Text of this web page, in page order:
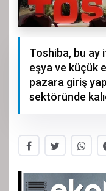
Toshiba, bu ay
eşya ve küçük
pazara giriş
sektöründe